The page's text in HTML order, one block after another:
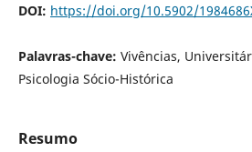
DOI: https://doi.org/10.5902/
Palavras-chave: Vivências,
Psicologia Sócio-Histórica
Resumo